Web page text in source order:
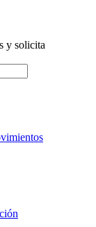
y solicita